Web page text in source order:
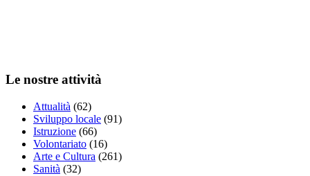
Le nostre attività
Attualità (62)
Sviluppo locale (91)
Istruzione (66)
Volontariato (16)
Arte e Cultura (261)
Sanità (32)